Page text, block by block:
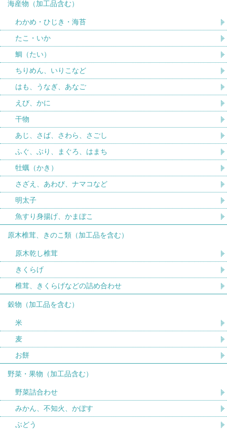
海産物（加工品含む）
わかめ・ひじき・海苔
たこ・いか
鯛（たい）
ちりめん、いりこなど
はも、うなぎ、あなご
えび、かに
干物
あじ、さば、さわら、さごし
ふぐ、ぶり、まぐろ、はまち
牡蠣（かき）
さざえ、あわび、ナマコなど
明太子
魚すり身揚げ、かまぼこ
原木椎茸、きのこ類（加工品を含む）
原木乾し椎茸
きくらげ
椎茸、きくらげなどの詰め合わせ
穀物（加工品を含む）
米
麦
お餅
野菜・果物（加工品含む）
野菜詰合わせ
みかん、不知火、かぼす
ぶどう